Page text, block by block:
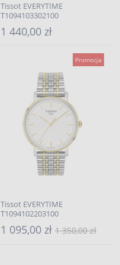
Tissot EVERYTIME
T1094103302100
1 440,00 zł
Promocja
Tissot EVERYTIME
T1094102203100
1 095,00 zł 1 350,00 zł